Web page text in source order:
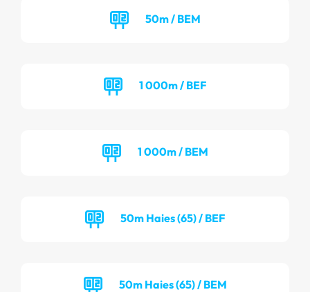
50m / BEM
1 000m / BEF
1 000m / BEM
50m Haies (65) / BEF
50m Haies (65) / BEM